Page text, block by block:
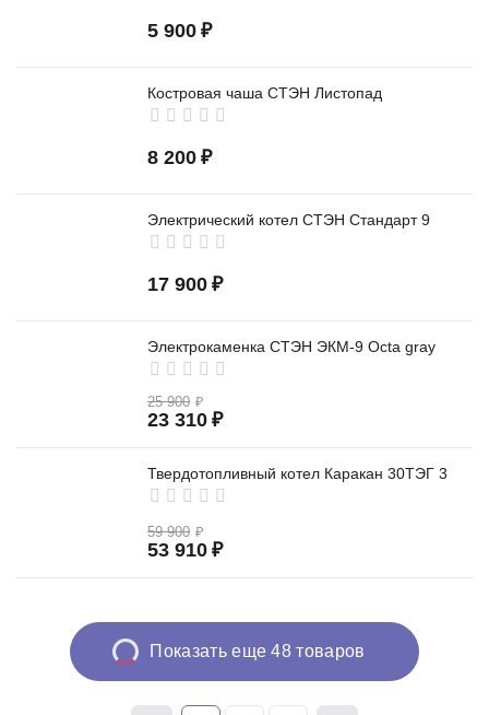
5 900 ₽
Костровая чаша СТЭН Листопад
8 200 ₽
Электрический котел СТЭН Стандарт 9
17 900 ₽
Электрокаменка СТЭН ЭКМ-9 Octa gray
25 900 ₽
23 310 ₽
Твердотопливный котел Каракан 30ТЭГ 3
59 900 ₽
53 910 ₽
Показать еще 48 товаров